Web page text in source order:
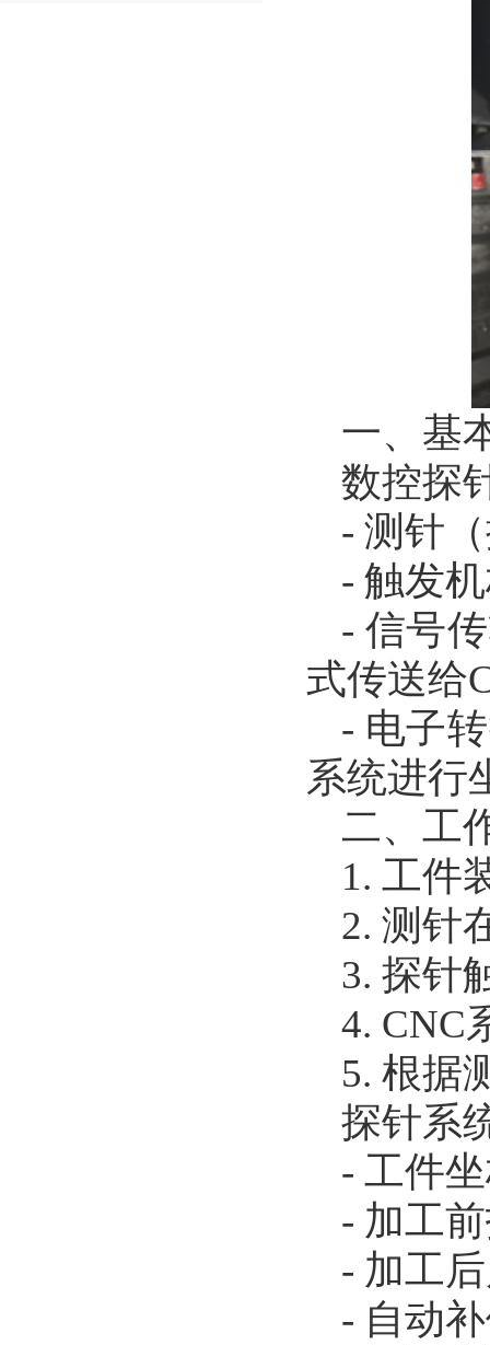
一、基
数控探
- 测针
- 触发
- 信号
式传送给
- 电子
系统进行
二、工
1. 工件
2. 测针
3. 探针
4. CNC
5. 根据
探针系
- 工件
- 加工
- 加工
- 自动